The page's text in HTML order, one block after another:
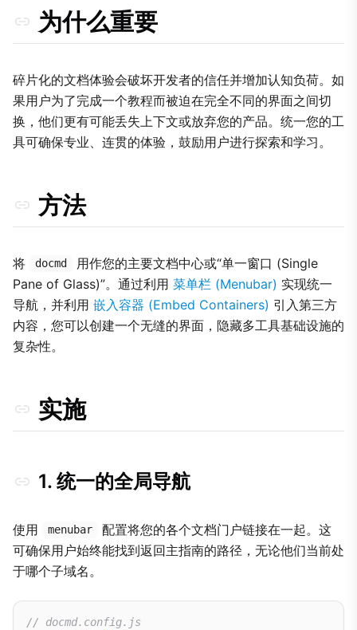
为什么重要
碎片化的文档体验会破坏开发者的信任并增加认知负荷。如
果用户为了完成一个教程而被迫在完全不同的界面之间切
换，他们更有可能丢失上下文或放弃您的产品。统一您的工
具可确保专业、连贯的体验，鼓励用户进行探索和学习。
方法
将 docmd
用作您的主要文档中心或“单一窗口 (Single
Pane of Glass)”。通过利用 菜单栏 (Menubar) 实现统一
导航，并利用 嵌入容器 (Embed Containers) 引入第三方
内容，您可以创建一个无缝的界面，隐藏多工具基础设施的
复杂性。
实施
1. 统一的全局导航
使用 menubar
配置将您的各个文档门户链接在一起。这
可确保用户始终能找到返回主指南的路径，无论他们当前处
于哪个子域名。
// docmd.config.js